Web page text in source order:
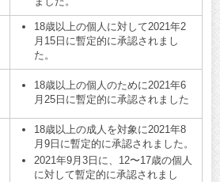
18歳以上の個人に対して2021年2
月15日に暫定的に承認されまし
た。
18歳以上の個人のために2021年6
月25日に暫定的に承認されました
18歳以上の成人を対象に2021年8
月9日に暫定的に承認されました。
2021年9月3日に、12〜17歳の個人
に対して暫定的に承認されまし